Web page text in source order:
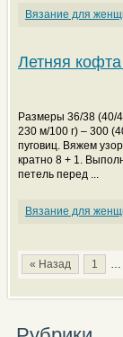
Вязание для
Летняя
Размеры 36/38 (40/
230 м/100 г) – 300
пуговиц. Вяжем
кратно 8 + 1.
петель перед ...
Вязание для
« Назад 1 …